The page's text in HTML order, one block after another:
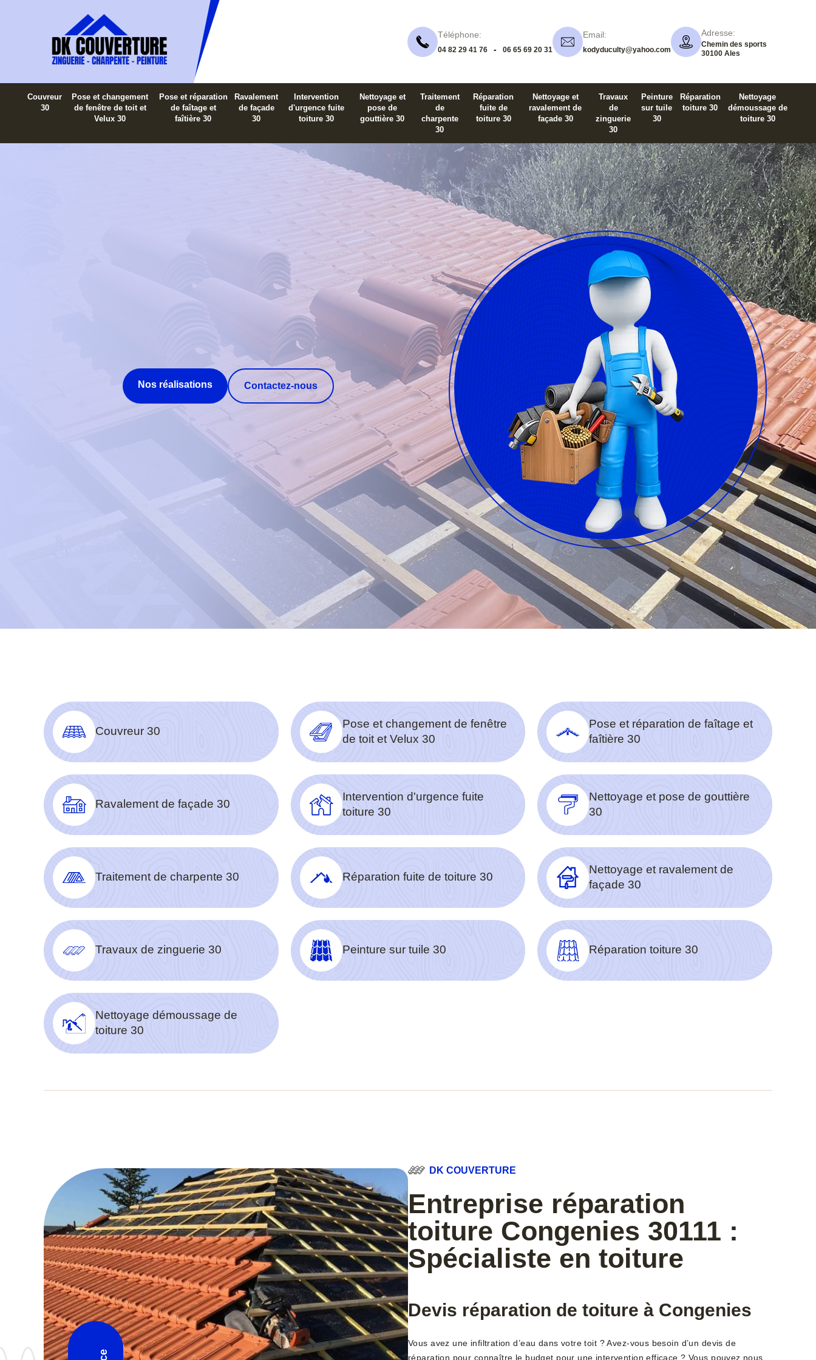
Téléphone:
04 82 29 41 76 - 06 65 69 20 31
Email:
kodyduculty@yahoo.com
Adresse:
Chemin des sports
30100 Ales
Couvreur
30
Pose et changement
de fenêtre de toit et
Velux 30
Pose et réparation
de faîtage et
faîtière 30
Ravalement
de façade
30
Intervention
d'urgence fuite
toiture 30
Nettoyage et
pose de
gouttière 30
Traitement
de
charpente
30
Réparation
fuite de
toiture 30
Nettoyage et
ravalement de
façade 30
Travaux
de
zinguerie
30
Peinture
sur tuile
30
Réparation
toiture 30
Nettoyage
démoussage de
toiture 30
Nos réalisations Contactez-nous
Couvreur 30
Pose et changement de fenêtre
de toit et Velux 30
Pose et réparation de faîtage et
faîtière 30
Ravalement de façade 30
Intervention d'urgence fuite
toiture 30
Nettoyage et pose de gouttière
30
Traitement de charpente 30 Réparation fuite de toiture 30
Nettoyage et ravalement de
façade 30
Travaux de zinguerie 30 Peinture sur tuile 30 Réparation toiture 30
Nettoyage démoussage de
toiture 30
DK COUVERTURE
Entreprise réparation
toiture Congenies 30111 :
Spécialiste en toiture
Devis réparation de toiture à Congenies
Vous avez une infiltration d’eau dans votre toit ? Avez-vous besoin d’un devis de
réparation pour connaître le budget pour une intervention efficace ? Vous pouvez nous